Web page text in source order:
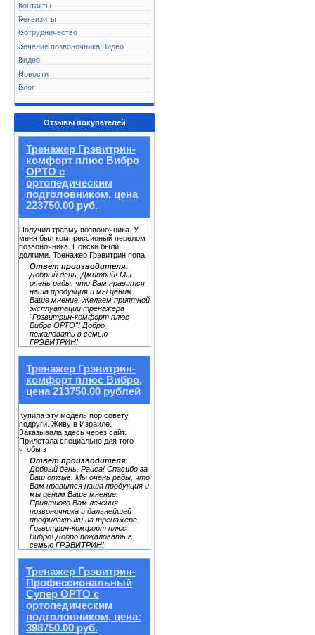
Контакты
Реквизиты
Сотрудничество
Лечение позвоночника Видео
Видео
Новости
Блог
Отзывы покупателей
Тренажер Грэвитрин-
комфорт плюс Вибро
ОРТО с
ортопедическим
подголовником, цена
223750.00 руб.
Получил травму позвоночника. У
меня был компрессионый перелом
позвоночника. Поиски были
долгими. Тренажер Грэвитрин попа
Ответ производителя:
Добрый день, Дмитрий! Мы
очень рады, что Вам нравится
наша продукция и мы ценим
Ваше мнение. Желаем приятной
эксплуатации тренажера
"Грэвитрин-комфорт плюс
Вибро ОРТО"! Добро
пожаловать в семью
ГРЭВИТРИН!
Тренажер Грэвитрин-
комфорт плюс Вибро,
цена 213750.00 рублей
Купила эту модель пор совету
подруги. Живу в Израиле.
Заказывала здесь через сайт.
Прилетала специально для того
чтобы з
Ответ производителя:
Добрый день, Раиса! Спасибо за
Ваш отзыв. Мы очень рады, что
Вам нравится наша продукция и
мы ценим Ваше мнение.
Приятного Вам лечения
позвоночника и дальнейшей
профилактики на тренажере
Грэвитрин-комфорт плюс
Вибро! Добро пожаловать в
семью ГРЭВИТРИН!
Тренажер Грэвитрин-
Профессиональный
Супер ОРТО с
ортопедическим
подголовником, цена:
398750.00 руб.